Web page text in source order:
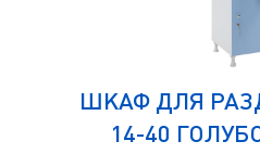
ШКАФ ДЛЯ
14-40